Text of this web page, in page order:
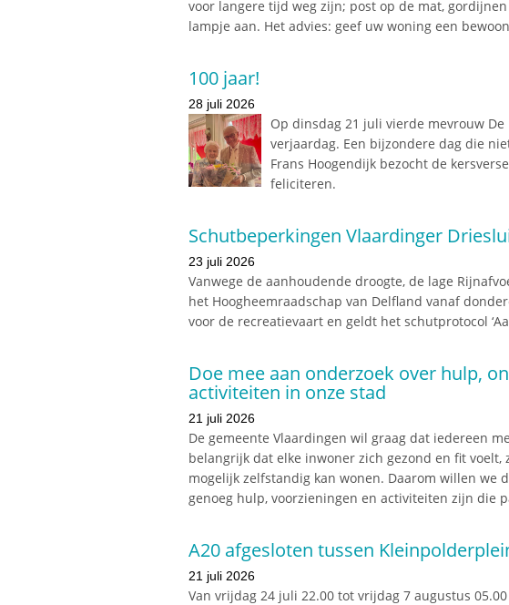
voor langere tijd weg zijn; post op de mat,
lampje aan. Het advies: geef uw woning een
100 jaar!
28 juli 2026
Op dinsdag 21 juli vierde mevrouw De
verjaardag. Een bijzondere dag die
Frans Hoogendijk bezocht de
feliciteren.
Schutbeperkingen Vlaardinger
23 juli 2026
Vanwege de aanhoudende droogte, de lage
het Hoogheemraadschap van Delfland vanaf
voor de recreatievaart en geldt het schutprotocol
Doe mee aan onderzoek over hulp,
activiteiten in onze stad
21 juli 2026
De gemeente Vlaardingen wil graag dat iedereen
belangrijk dat elke inwoner zich gezond en fit voelt,
mogelijk zelfstandig kan wonen. Daarom willen we
genoeg hulp, voorzieningen en activiteiten zijn die
A20 afgesloten tussen
21 juli 2026
Van vrijdag 24 juli 22.00 tot vrijdag 7 augustus